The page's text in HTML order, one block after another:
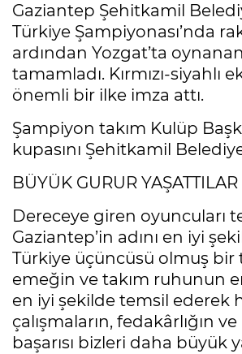
Gaziantep Şehitkamil
Türkiye Şampiyonası’nda
ardından Yozgat’ta
tamamladı. Kırmızı-
önemli bir ilke imza attı.
Şampiyon takım Kulüp
kupasını Şehitkamil
BÜYÜK GURUR YAŞATTILAR
Dereceye giren oyuncuları
Gaziantep’in adını en iyi
Türkiye üçüncüsü olmuş bir
emeğin ve takım ruhunun
en iyi şekilde temsil ederek
çalışmaların, fedakârlığın
başarısı bizleri daha büyük